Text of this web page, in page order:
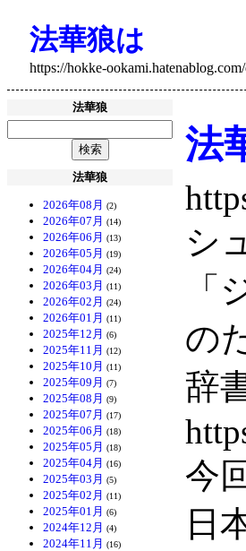
法華狼は
https://hokke-
法華狼
法華狼
2026年08月 (2)
2026年07月 (14)
2026年06月 (13)
2026年05月 (19)
2026年04月 (24)
2026年03月 (11)
2026年02月 (24)
2026年01月 (11)
2025年12月 (6)
2025年11月 (12)
2025年10月 (11)
2025年09月 (7)
2025年08月 (9)
2025年07月 (17)
2025年06月 (18)
2025年05月 (18)
2025年04月 (16)
2025年03月 (5)
2025年02月 (11)
2025年01月 (6)
2024年12月 (4)
2024年11月 (16)
法
シ
の
辞
今
日